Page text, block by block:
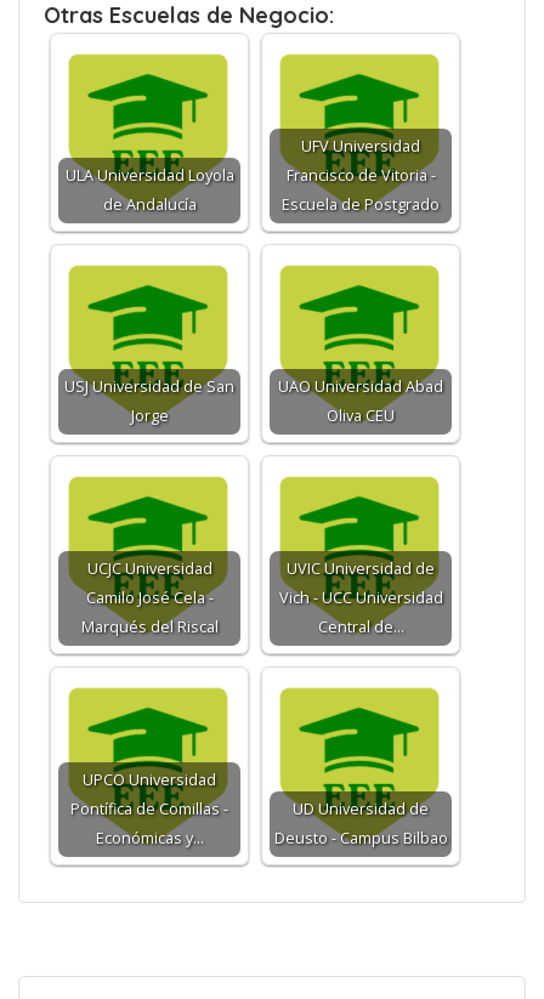
Otras Escuelas de Negocio:
ULA Universidad Loyola
de Andalucía
UFV Universidad
Francisco de Vitoria -
Escuela de Postgrado
USJ Universidad de San
Jorge
UAO Universidad Abad
Oliva CEU
UCJC Universidad
Camilo José Cela -
Marqués del Riscal
UVIC Universidad de
Vich - UCC Universidad
Central de…
UPCO Universidad
Pontífica de Comillas -
Económicas y…
UD Universidad de
Deusto - Campus Bilbao